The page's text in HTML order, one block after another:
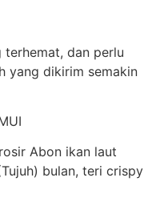
dan perlu
yang dikirim semakin
Abon ikan laut
bulan, teri crispy